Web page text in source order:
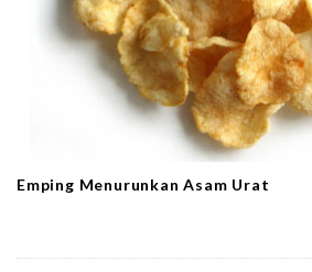
Emping Menurunkan Asam Urat